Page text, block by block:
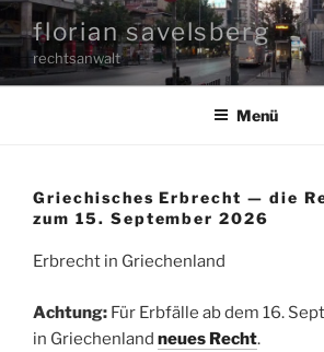
Zum
Inhalt
springen
florian savelsberg
rechtsanwalt
Menü
Griechisches Erbrecht — die
zum 15. September 2026
Erbrecht in Griechenland
Achtung: Für Erbfälle ab dem 16.
in Griechenland neues Recht.